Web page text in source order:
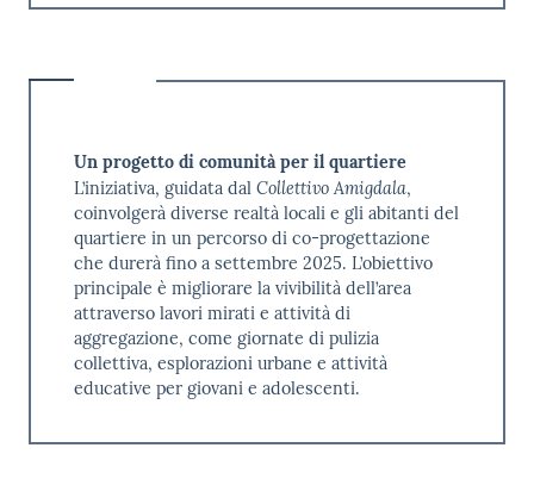
Un progetto di comunità per il quartiere
L’iniziativa, guidata dal Collettivo Amigdala,
coinvolgerà diverse realtà locali e gli abitanti del
quartiere in un percorso di co-progettazione
che durerà fino a settembre 2025. L’obiettivo
principale è migliorare la vivibilità dell’area
attraverso lavori mirati e attività di
aggregazione, come giornate di pulizia
collettiva, esplorazioni urbane e attività
educative per giovani e adolescenti.